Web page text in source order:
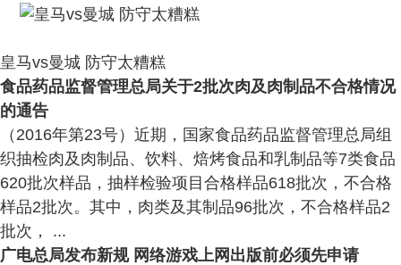
皇马vs曼城 防守太糟糕
食品药品监督管理总局关于2批次肉及肉制品不合格情况
的通告
（2016年第23号）近期，国家食品药品监督管理总局组
织抽检肉及肉制品、饮料、焙烤食品和乳制品等7类食品
620批次样品，抽样检验项目合格样品618批次，不合格
样品2批次。其中，肉类及其制品96批次，不合格样品2
批次， ...
广电总局发布新规 网络游戏上网出版前必须先申请